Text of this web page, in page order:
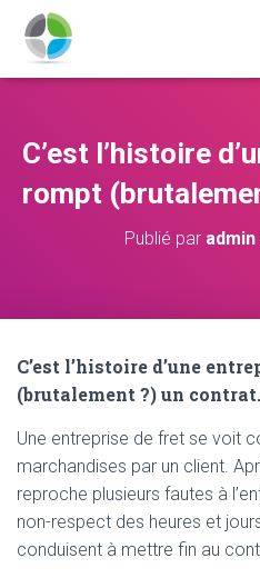
C’est l’histoire
rompt
Publié par admin
C’est l’histoire d’une
(brutalement ?) un
Une entreprise de fret se voit
marchandises par un client.
reproche plusieurs fautes à
non-respect des heures et
conduisent à mettre fin au